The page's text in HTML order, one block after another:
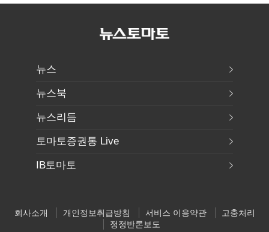
내부비위…경찰
인천경제청장
249명 검거
뉴스
뉴스북
뉴스리듬
토마토증권통 Live
IB토마토
회사소개 개인정보취급방침 서비스 이용약관
고충처리
정정반론보도